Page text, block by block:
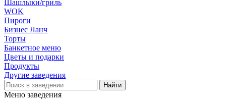
Шашлыки/гриль
WOK
Пироги
Бизнес Ланч
Торты
Банкетное меню
Цветы и подарки
Продукты
Другие заведения
Меню заведения